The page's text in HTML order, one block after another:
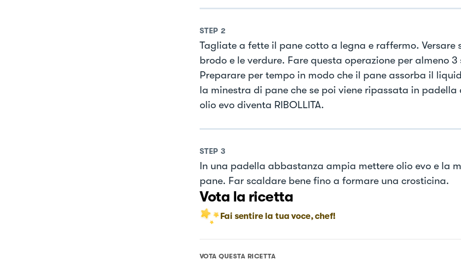
STEP 2
Tagliate a fette il pane cotto a legna e raffermo. Versare
brodo e le verdure. Fare questa operazione per almeno
Preparare per tempo in modo che il pane assorba il
la minestra di pane che se poi viene ripassata in padella
olio evo diventa RIBOLLITA.
STEP 3
In una padella abbastanza ampia mettere olio evo e la
pane. Far scaldare bene fino a formare una crosticina.
Vota la ricetta
Fai sentire la tua voce, chef!
VOTA QUESTA RICETTA